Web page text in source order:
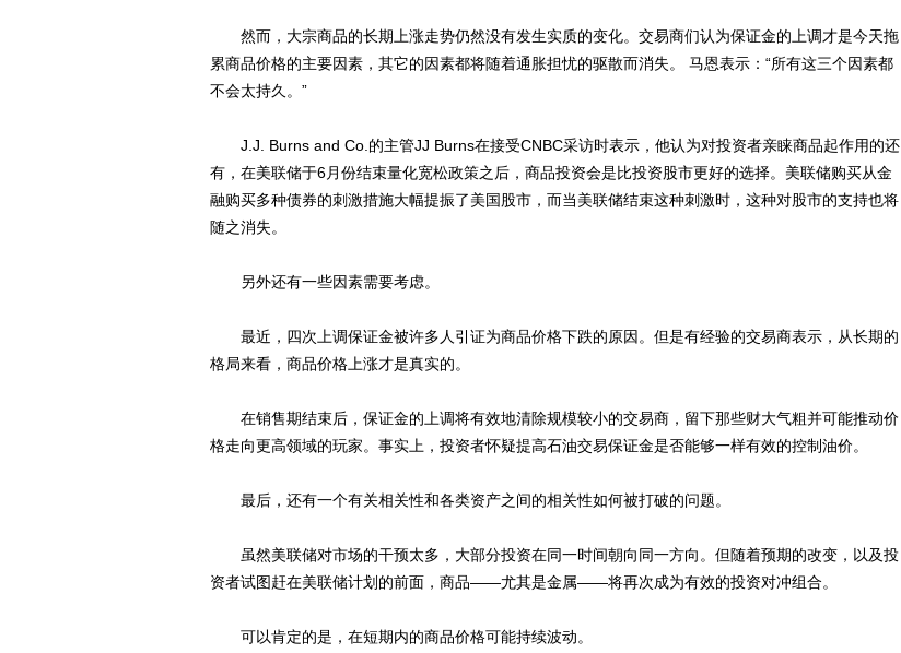
然而，大宗商品的长期上涨走势仍然没有发生实质的变化。交易商们认为保证金的上调才是今天拖
累商品价格的主要因素，其它的因素都将随着通胀担忧的驱散而消失。 马恩表示：“所有这三个因素都
不会太持久。”
J.J. Burns and Co.的主管JJ Burns在接受CNBC采访时表示，他认为对投资者亲睐商品起作用的还
有，在美联储于6月份结束量化宽松政策之后，商品投资会是比投资股市更好的选择。美联储购买从金
融购买多种债券的刺激措施大幅提振了美国股市，而当美联储结束这种刺激时，这种对股市的支持也将
随之消失。
另外还有一些因素需要考虑。
最近，四次上调保证金被许多人引证为商品价格下跌的原因。但是有经验的交易商表示，从长期的
格局来看，商品价格上涨才是真实的。
在销售期结束后，保证金的上调将有效地清除规模较小的交易商，留下那些财大气粗并可能推动价
格走向更高领域的玩家。事实上，投资者怀疑提高石油交易保证金是否能够一样有效的控制油价。
最后，还有一个有关相关性和各类资产之间的相关性如何被打破的问题。
虽然美联储对市场的干预太多，大部分投资在同一时间朝向同一方向。但随着预期的改变，以及投
资者试图赶在美联储计划的前面，商品——尤其是金属——将再次成为有效的投资对冲组合。
可以肯定的是，在短期内的商品价格可能持续波动。